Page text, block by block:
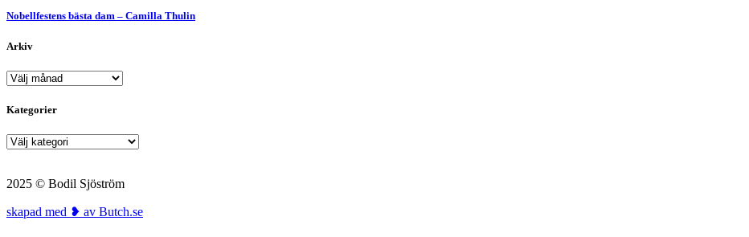
Nobellfestens bästa dam – Camilla Thulin
Arkiv
Arkiv
Kategorier
Kategorier
2025 © Bodil Sjöström
skapad med ❥ av Butch.se